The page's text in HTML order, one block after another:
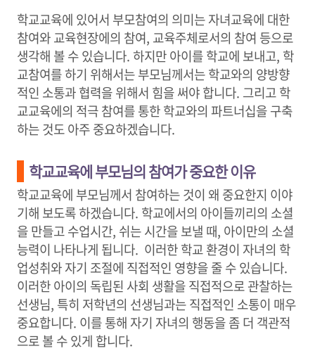
학교교육에 있어서 부모참여의 의미는 자녀교육에 대한
참여와 교육현장에의 참여, 교육주체로서의 참여 등으로
생각해 볼 수 있습니다. 하지만 아이를 학교에 보내고, 학
교참여를 하기 위해서는 부모님께서는 학교와의 양방향
적인 소통과 협력을 위해서 힘을 써야 합니다. 그리고 학
교교육에의 적극 참여를 통한 학교와의 파트너십을 구축
하는 것도 아주 중요하겠습니다.
학교교육에 부모님의 참여가 중요한 이유
학교교육에 부모님께서 참여하는 것이 왜 중요한지 이야
기해 보도록 하겠습니다. 학교에서의 아이들끼리의 소셜
을 만들고 수업시간, 쉬는 시간을 보낼 때, 아이만의 소셜
능력이 나타나게 됩니다. 이러한 학교 환경이 자녀의 학
업성취와 자기 조절에 직접적인 영향을 줄 수 있습니다.
이러한 아이의 독립된 사회 생활을 직접적으로 관찰하는
선생님, 특히 저학년의 선생님과는 직접적인 소통이 매우
중요합니다. 이를 통해 자기 자녀의 행동을 좀 더 객관적
으로 볼 수 있게 합니다.